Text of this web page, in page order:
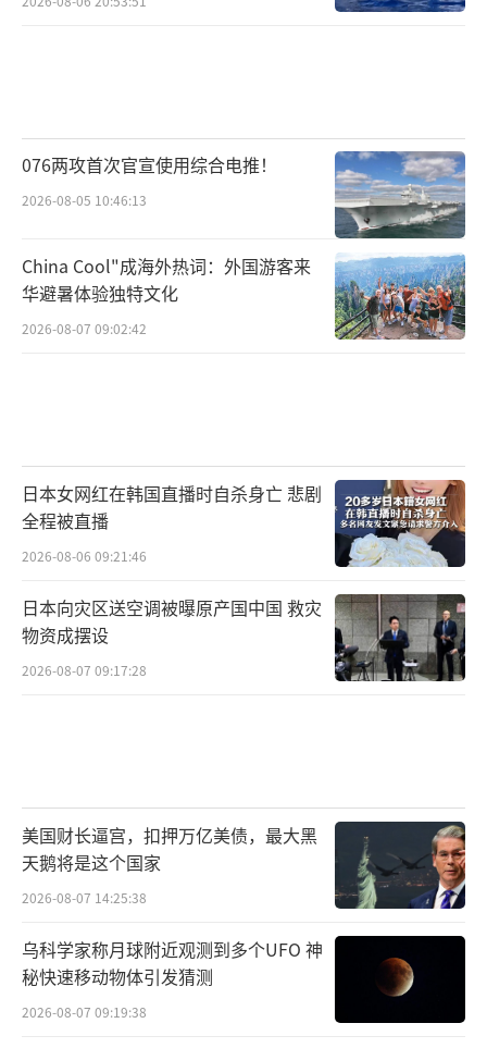
076两攻首次官宣使用综合电推！
2026-08-05 10:46:13
China Cool"成海外热词：外国游客来
华避暑体验独特文化
2026-08-07 09:02:42
日本女网红在韩国直播时自杀身亡 悲剧
全程被直播
2026-08-06 09:21:46
日本向灾区送空调被曝原产国中国 救灾
物资成摆设
2026-08-07 09:17:28
美国财长逼宫，扣押万亿美债，最大黑
天鹅将是这个国家
2026-08-07 14:25:38
乌科学家称月球附近观测到多个UFO 神
秘快速移动物体引发猜测
2026-08-07 09:19:38